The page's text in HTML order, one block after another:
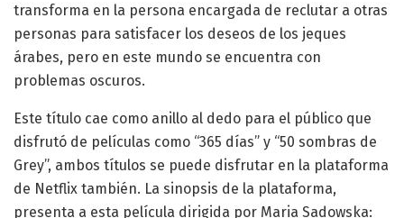
transforma en la persona encargada de reclutar a otras
personas para satisfacer los deseos de los jeques
árabes, pero en este mundo se encuentra con
problemas oscuros.
Este título cae como anillo al dedo para el público que
disfrutó de películas como “365 días” y “50 sombras de
Grey”, ambos títulos se puede disfrutar en la plataforma
de Netflix también. La sinopsis de la plataforma,
presenta a esta película dirigida por Maria Sadowska: